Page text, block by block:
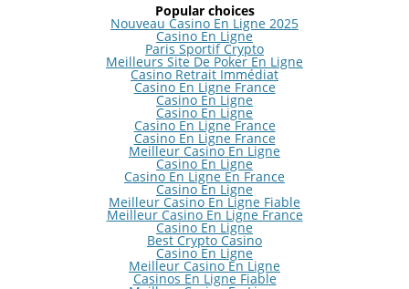
Popular choices
Nouveau Casino En Ligne 2025
Casino En Ligne
Paris Sportif Crypto
Meilleurs Site De Poker En Ligne
Casino Retrait Immédiat
Casino En Ligne France
Casino En Ligne
Casino En Ligne
Casino En Ligne France
Casino En Ligne France
Meilleur Casino En Ligne
Casino En Ligne
Casino En Ligne En France
Casino En Ligne
Meilleur Casino En Ligne Fiable
Meilleur Casino En Ligne France
Casino En Ligne
Best Crypto Casino
Casino En Ligne
Meilleur Casino En Ligne
Casinos En Ligne Fiable